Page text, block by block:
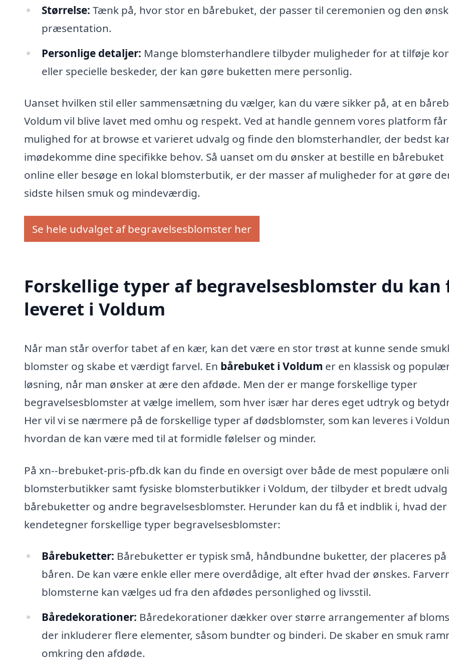
Størrelse: Tænk på, hvor stor en bårebuket, der passer til ceremonien og den
præsentation.
Personlige detaljer: Mange blomsterhandlere tilbyder muligheder for at tilføje
eller specielle beskeder, der kan gøre buketten mere personlig.
Uanset hvilken stil eller sammensætning du vælger, kan du være sikker på, at en
Voldum vil blive lavet med omhu og respekt. Ved at handle gennem vores platform
mulighed for at browse et varieret udvalg og finde den blomsterhandler, der bedst
imødekomme dine specifikke behov. Så uanset om du ønsker at bestille en bårebuket
online eller besøge en lokal blomsterbutik, er der masser af muligheder for at gøre
sidste hilsen smuk og mindeværdig.
Se hele udvalget af begravelsesblomster her
Forskellige typer af begravelsesblomster du kan
leveret i Voldum
Når man står overfor tabet af en kær, kan det være en stor trøst at kunne sende
blomster og skabe et værdigt farvel. En bårebuket i Voldum er en klassisk og
løsning, når man ønsker at ære den afdøde. Men der er mange forskellige typer
begravelsesblomster at vælge imellem, som hver især har deres eget udtryk og
Her vil vi se nærmere på de forskellige typer af dødsblomster, som kan leveres i
hvordan de kan være med til at formidle følelser og minder.
På xn--brebuket-pris-pfb.dk kan du finde en oversigt over både de mest populære
blomsterbutikker samt fysiske blomsterbutikker i Voldum, der tilbyder et bredt
bårebuketter og andre begravelsesblomster. Herunder kan du få et indblik i, hvad der
kendetegner forskellige typer begravelsesblomster:
Bårebuketter: Bårebuketter er typisk små, håndbundne buketter, der placeres på
båren. De kan være enkle eller mere overdådige, alt efter hvad der ønskes.
blomsterne kan vælges ud fra den afdødes personlighed og livsstil.
Båredekorationer: Båredekorationer dækker over større arrangementer af
der inkluderer flere elementer, såsom bundter og binderi. De skaber en smuk
omkring den afdøde.